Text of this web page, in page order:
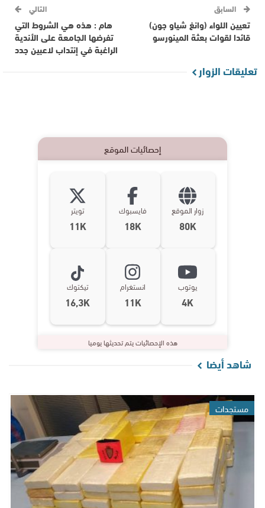
السابق
تعيين اللواء (وانغ شياو جون)
قائدا لقوات بعثة المينورسو
التالي
هام : هذه هي الشروط التي
تفرضها الجامعة على الأندية
الراغبة في إنتداب لاعبين جدد
تعليقات الزوار
إحصائيات الموقع
زوار الموقع
80K
فايسبوك
18K
تويتر
11K
يوتوب
4K
انستغرام
11K
تيكتوك
16,3K
هذه الإحصائيات يتم تحديثها يوميا
شاهد أيضا
مستجدات